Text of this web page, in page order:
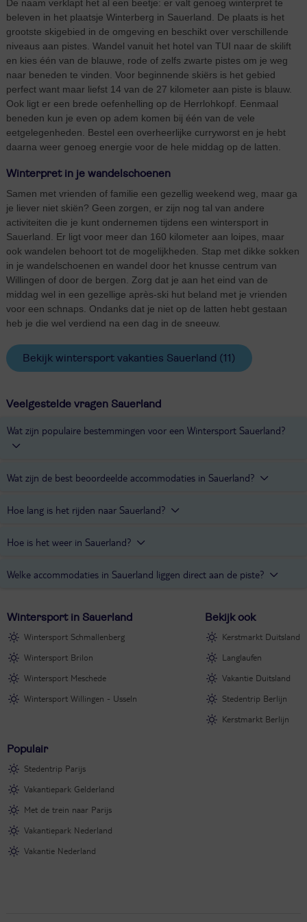
De naam verklapt het al een beetje: er valt genoeg winterpret te
beleven in het plaatsje Winterberg in Sauerland. De plaats is het
grootste skigebied in de omgeving en beschikt over verschillende
niveaus aan pistes. Wandel vanuit het hotel van TUI naar de skilift
en kies één van de blauwe, rode of zelfs zwarte pistes om je weg
naar beneden te vinden. Voor beginnende skiërs is het gebied
perfect want maar liefst 14 van de 27 kilometer aan piste is blauw.
Ook ligt er een brede oefenhelling op de Herrlohkopf. Eenmaal
beneden kun je even op adem komen bij één van de vele
eetgelegenheden. Bestel een overheerlijke curryworst en je hebt
daarna weer genoeg energie voor de hele middag op de latten.
Winterpret in je wandelschoenen
Samen met vrienden of familie een gezellig weekend weg, maar ga
je liever niet skiën? Geen zorgen, er zijn nog tal van andere
activiteiten die je kunt ondernemen tijdens een wintersport in
Sauerland. Er ligt voor meer dan 160 kilometer aan loipes, maar
ook wandelen behoort tot de mogelijkheden. Stap met dikke sokken
in je wandelschoenen en wandel door het knusse centrum van
Willingen of door de bergen. Zorg dat je aan het eind van de
middag wel in een gezellige après-ski hut beland met je vrienden
voor een schnaps. Ondanks dat je niet op de latten hebt gestaan
heb je die wel verdiend na een dag in de sneeuw.
Bekijk wintersport vakanties Sauerland (11)
Veelgestelde vragen Sauerland
Wat zijn populaire bestemmingen voor een Wintersport Sauerland?
Populaire bestemmingen voor een wintersport in Sauerland zijn
Wat zijn de best beoordeelde accommodaties in Sauerland?
De best beoordeelde accommodaties in Sauerland zijn
Hoe lang is het rijden naar Sauerland?
Vanaf Nederland, Utrecht, rijd je naar Sauerland in ongeveer 3,5
Hoe is het weer in Sauerland?
In de wintermaanden van half december tot en met half maart kan
rond de 3 graden.
Welke accommodaties in Sauerland liggen direct aan de piste?
Wintersport in Sauerland
Wintersport Schmallenberg
Wintersport Brilon
Wintersport Meschede
Wintersport Willingen - Usseln
Bekijk ook
Kerstmarkt Duitsland
Langlaufen
Vakantie Duitsland
Stedentrip Berlijn
Kerstmarkt Berlijn
Populair
Stedentrip Parijs
Vakantiepark Gelderland
Met de trein naar Parijs
Vakantiepark Nederland
Vakantie Nederland